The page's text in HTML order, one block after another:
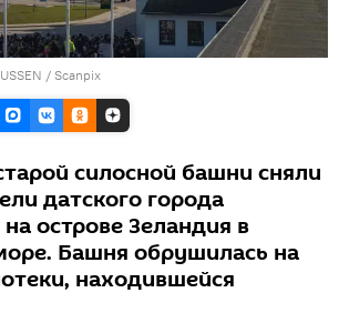
/ Scanpix
силосной башни сняли
датского города
острове Зеландия в
Башня обрушилась на
находившейся